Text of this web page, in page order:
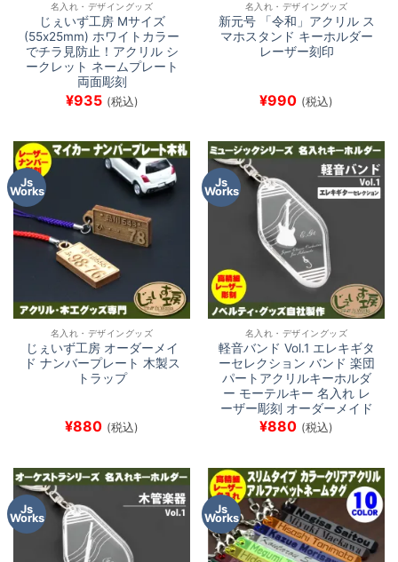
名入れ・デザイングッズ
じぇいず工房 Mサイズ
(55x25mm) ホワイトカラー
でチラ見防止！アクリル シ
ークレット ネームプレート
両面彫刻
¥935 (税込)
名入れ・デザイングッズ
新元号 「令和」アクリル ス
マホスタンド キーホルダー
レーザー刻印
¥990 (税込)
Js
Works
名入れ・デザイングッズ
じぇいず工房 オーダーメイ
ド ナンバープレート 木製ス
トラップ
¥880 (税込)
Js
Works
名入れ・デザイングッズ
軽音バンド Vol.1 エレキギタ
ーセレクション バンド 楽団
パートアクリルキーホルダ
ー モーテルキー 名入れ レ
ーザー彫刻 オーダーメイド
¥880 (税込)
Js
Works
Js
Works